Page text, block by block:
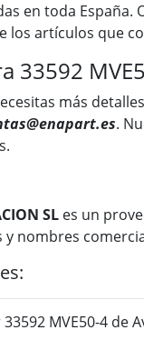
en toda
los artículos que
33592
más
.
SL es un
y nombres
MVE50-4 de